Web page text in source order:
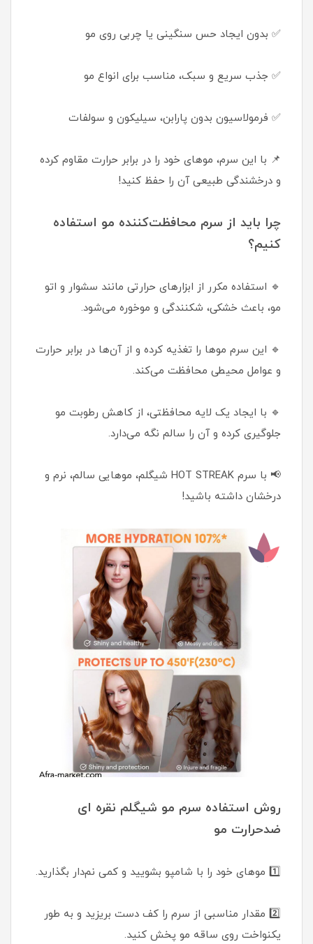
✅ بدون ایجاد حس سنگینی یا چربی روی مو
✅ جذب سریع و سبک، مناسب برای انواع مو
✅ فرمولاسیون بدون پارابن، سیلیکون و سولفات
📌 با این سرم، موهای خود را در برابر حرارت مقاوم کرده
و درخشندگی طبیعی آن را حفظ کنید!
چرا باید از سرم محافظت‌کننده مو استفاده
کنیم؟
🔹 استفاده مکرر از ابزارهای حرارتی مانند سشوار و اتو
مو، باعث خشکی، شکنندگی و موخوره می‌شود.
🔹 این سرم موها را تغذیه کرده و از آن‌ها در برابر حرارت
و عوامل محیطی محافظت می‌کند.
🔹 با ایجاد یک لایه محافظتی، از کاهش رطوبت مو
جلوگیری کرده و آن را سالم نگه می‌دارد.
📢 با سرم HOT STREAK شیگلم، موهایی سالم، نرم و
درخشان داشته باشید!
روش استفاده سرم مو شیگلم نقره ای
ضدحرارت مو
1️⃣ موهای خود را با شامپو بشویید و کمی نم‌دار بگذارید.
2️⃣ مقدار مناسبی از سرم را کف دست بریزید و به طور
یکنواخت روی ساقه مو پخش کنید.